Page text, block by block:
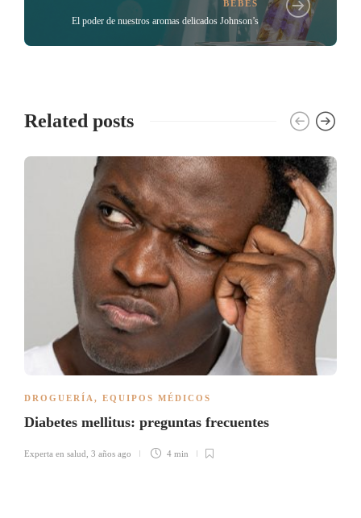
BEBÉS
El poder de nuestros aromas delicados Johnson’s
Related posts
DROGUERÍA , EQUIPOS MÉDICOS
Diabetes mellitus: preguntas frecuentes
Experta en salud 3 años ago 4 min